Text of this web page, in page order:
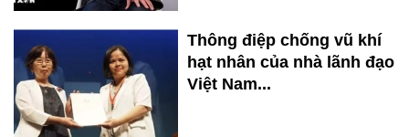
Thông điệp chống vũ khí
hạt nhân của nhà lãnh đạo
Việt Nam...